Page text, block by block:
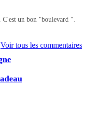
un bon "boulevard ".
Voir tous les commentaires